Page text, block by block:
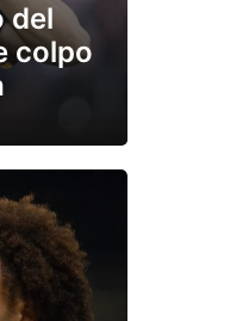
del
colpo